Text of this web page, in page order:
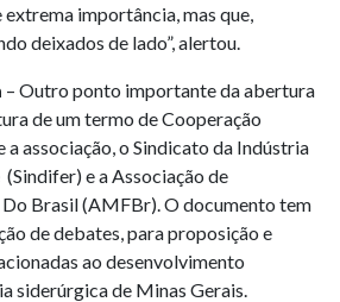
importância, mas que,
deixados de lado”, alertou.
– Outro ponto importante da abertura
de um termo de Cooperação
a associação, o Sindicato da Indústria
e a Associação de
Brasil (AMFBr). O documento tem
de debates, para proposição e
ao desenvolvimento
siderúrgica de Minas Gerais.